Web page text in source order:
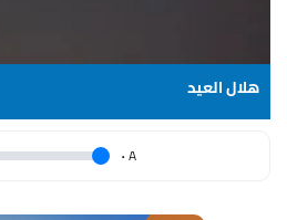
هلال العيد
A
.